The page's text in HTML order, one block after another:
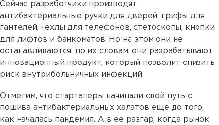
Сейчас разработчики производят
антибактериальные ручки для дверей, грифы для
гантелей, чехлы для телефонов, стетоскопы, кнопки
для лифтов и банкоматов. Но на этом они не
останавливаются, по их словам, они разрабатывают
инновационный продукт, который позволит снизить
риск внутрибольничных инфекций.
Отметим, что стартаперы начинали свой путь с
пошива антибактериальных халатов еще до того,
как началась пандемия. А в ее разгар, когда рынок